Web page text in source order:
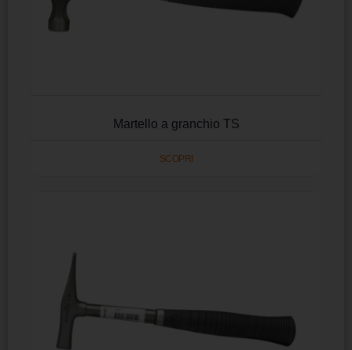
Martello a granchio TS
SCOPRI